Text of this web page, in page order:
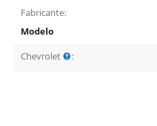
Fabricante:
Modelo
Chevrolet
: